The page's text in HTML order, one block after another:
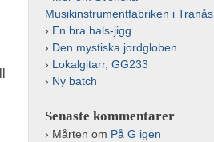
Musikinstrumentfabriken i Tranås
En bra hals-jigg
Den mystiska jordgloben
Lokalgitarr, GG233
Ny batch
Senaste kommentarer
Mårten om På G igen